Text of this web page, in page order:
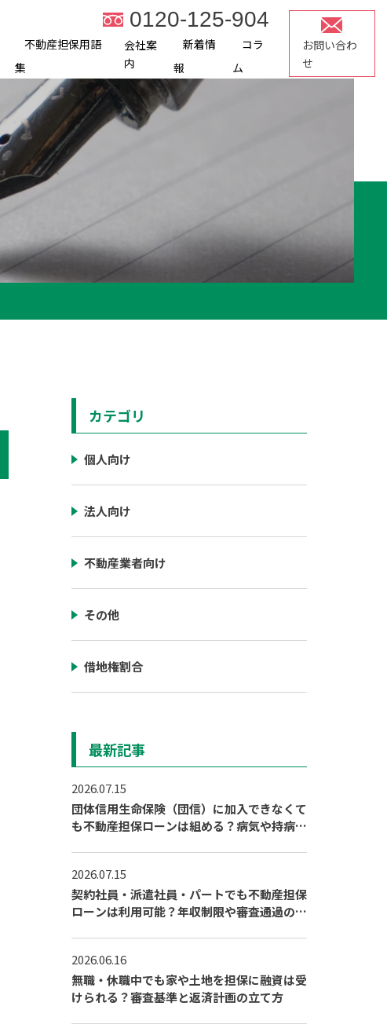
0120-125-904
不動産担保用語
集
会社案
内
新着情
報
コラ
ム
お問い合わ
せ
カテゴリ
個人向け
法人向け
不動産業者向け
その他
借地権割合
最新記事
2026.07.15
団体信用生命保険（団信）に加入できなくて
も不動産担保ローンは組める？病気や持病が
2026.07.15
契約社員・派遣社員・パートでも不動産担保
ローンは利用可能？年収制限や審査通過のポ
2026.06.16
無職・休職中でも家や土地を担保に融資は受
けられる？審査基準と返済計画の立て方